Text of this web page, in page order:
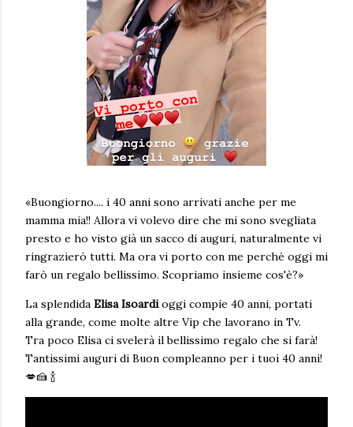
«Buongiorno.... i 40 anni sono arrivati anche per me
mamma mia!! Allora vi volevo dire che mi sono svegliata
presto e ho visto già un sacco di auguri, naturalmente vi
ringrazierò tutti. Ma ora vi porto con me perché oggi mi
farò un regalo bellissimo. Scopriamo insieme cos'è?»
La splendida Elisa Isoardioggi compie 40 anni, portati
alla grande, come molte altre Vip che lavorano in Tv.
Tra poco Elisa ci svelerà il bellissimo regalo che si farà!
Tantissimi auguri di Buon compleanno per i tuoi 40 anni!
💋🍰 🍾